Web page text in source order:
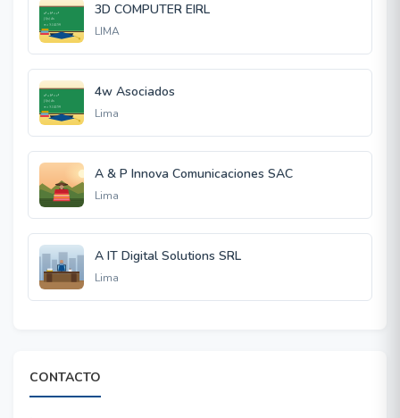
3D COMPUTER EIRL
LIMA
4w Asociados
Lima
A & P Innova Comunicaciones SAC
Lima
A IT Digital Solutions SRL
Lima
CONTACTO